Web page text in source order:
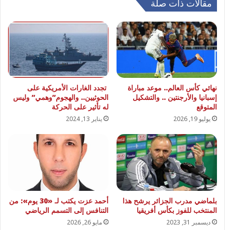
مقالات ذات صلة
نهائي كأس العالم.. موعد مباراة
إسبانيا والأرجنتين .. والتشكيل
المتوقع
يوليو 19, 2026
تجدد الغارات الأمريكية على
الحوثيين.. والهجوم”وهمي” وليس
له تأثير على الحركة
يناير 13, 2024
بلماضي مدرب الجزائر يرشح هذا
المنتخب للفوز بكأس أفريقيا
ديسمبر 31, 2023
أحمد عزت يكتب لـ «30 يوم»:︎ من
التنافس إلى التسمم الرياضي
مايو 26, 2026